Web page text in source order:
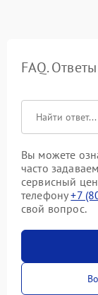
FAQ.
Вы можете
часто
сервисный
телефону+7
свой вопрос.